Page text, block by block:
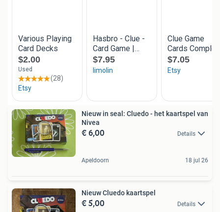
Nieuw in seal: Cluedo - het kaartspel van
Nivea
€ 6,00 Details
Apeldoorn 18 jul 26
Nieuw Cluedo kaartspel
€ 5,00 Details